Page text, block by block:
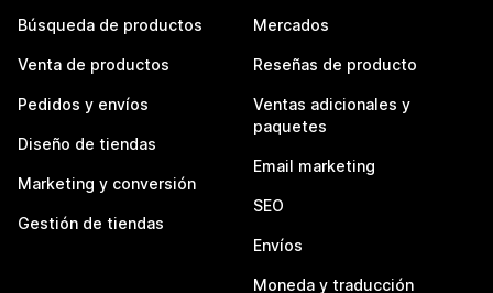
Búsqueda de productos
Venta de productos
Pedidos y envíos
Diseño de tiendas
Marketing y conversión
Gestión de tiendas
Mercados
Reseñas de producto
Ventas adicionales y
paquetes
Email marketing
SEO
Envíos
Moneda y traducción